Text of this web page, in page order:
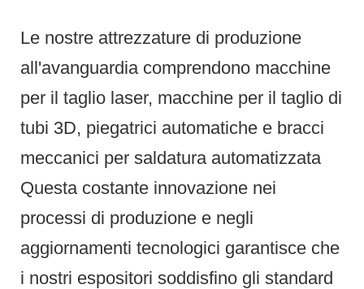
Le nostre attrezzature di produzione
all'avanguardia comprendono macchine
per il taglio laser, macchine per il taglio di
tubi 3D, piegatrici automatiche e bracci
meccanici per saldatura automatizzata
Questa costante innovazione nei
processi di produzione e negli
aggiornamenti tecnologici garantisce che
i nostri espositori soddisfino gli standard